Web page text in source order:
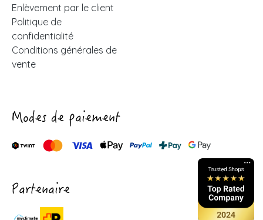
Enlèvement par le client
Politique de
confidentialité
Conditions générales de
vente
Modes de paiement
Partenaire